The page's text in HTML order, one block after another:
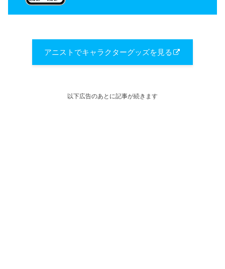
アニストでキャラクターグッズを見る
以下広告のあとに記事が続きます